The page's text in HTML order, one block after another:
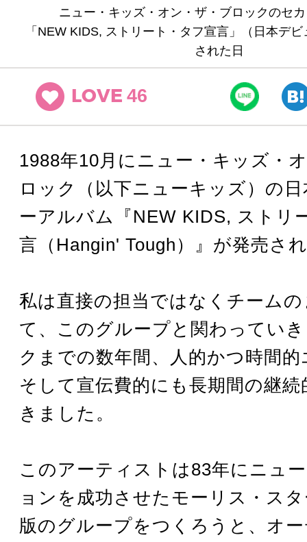
ニュー・キッズ・オン・ザ・ブロックのセ
「NEW KIDS, ストリート・タフ宣言」（日本デ
された日
LOVE 46
1988年10月にニュー・キッズ・
ロック（以下ニューキッズ）の
ーアルバム『NEW KIDS, ストリ
言（Hangin' Tough）』が発売さ
私は直接の担当ではなくチーム
て、このグループと関わってい
クまでの数年間、人的かつ時間
そして宣伝費的にも長期間の継
きました。
このアーティストは83年にニュ
ョンを成功させたモーリス・ス
版のグループをつくろうと、オ